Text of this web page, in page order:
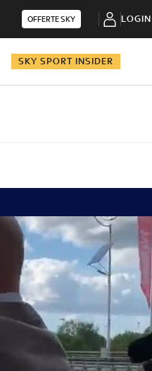
OFFERTE SKY LOGIN
SKY SPORT INSIDER